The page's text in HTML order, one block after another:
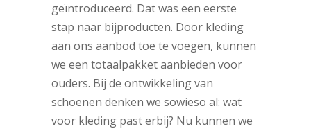
geïntroduceerd. Dat was een eerste
stap naar bijproducten. Door kleding
aan ons aanbod toe te voegen, kunnen
we een totaalpakket aanbieden voor
ouders. Bij de ontwikkeling van
schoenen denken we sowieso al: wat
voor kleding past erbij? Nu kunnen we